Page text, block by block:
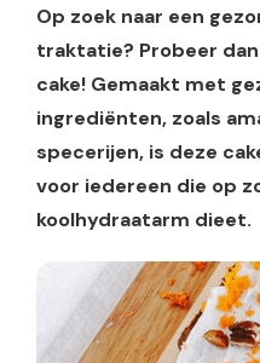
Op zoek naar een
traktatie? Probeer
cake! Gemaakt met
ingrediënten, zoals
specerijen, is deze
voor iedereen die op
koolhydraatarm dieet.